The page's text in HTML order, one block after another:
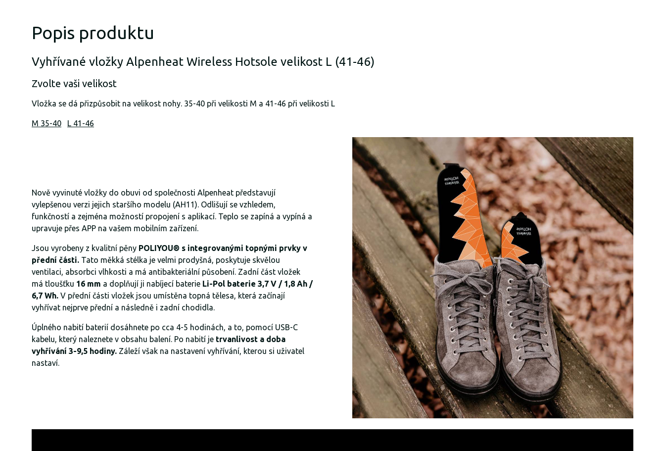
Popis produktu
Vyhřívané vložky Alpenheat Wireless Hotsole velikost L (41-46)
Zvolte vaši velikost
Vložka se dá přizpůsobit na velikost nohy. 35-40 při velikosti M a 41-46 při velikosti L
M 35-40 L 41-46
Nově vyvinuté vložky do obuvi od společnosti Alpenheat představují
vylepšenou verzi jejich staršího modelu (AH11). Odlišují se vzhledem,
funkčností a zejména možností propojení s aplikací. Teplo se zapíná a vypíná a
upravuje přes APP na vašem mobilním zařízení.
Jsou vyrobeny z kvalitní pěny POLIYOU® s integrovanými topnými prvky v
přední části. Tato měkká stélka je velmi prodyšná, poskytuje skvělou
ventilaci, absorbci vlhkosti a má antibakteriální působení. Zadní část vložek
má tloušťku 16 mm a doplňují ji nabíjecí baterie Li-Pol baterie 3,7 V / 1,8 Ah /
6,7 Wh. V přední části vložek jsou umístěna topná tělesa, která začínají
vyhřívat nejprve přední a následně i zadní chodidla.
Úplného nabití baterií dosáhnete po cca 4-5 hodinách, a to, pomocí USB-C
kabelu, který naleznete v obsahu balení. Po nabití je trvanlivost a doba
vyhřívání 3-9,5 hodiny. Záleží však na nastavení vyhřívání, kterou si uživatel
nastaví.